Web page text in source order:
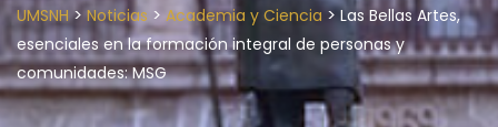
UMSNH> Noticias > Academia y Ciencia >Las Bellas Artes,
esenciales en la formación integral de personas y
comunidades: MSG